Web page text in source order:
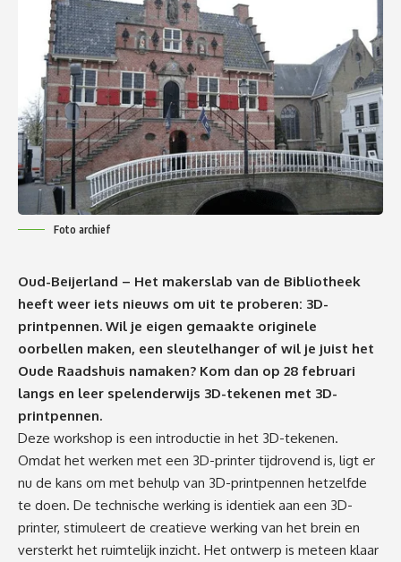
Foto archief
Oud-Beijerland – Het makerslab van de Bibliotheek
heeft weer iets nieuws om uit te proberen: 3D-
printpennen. Wil je eigen gemaakte originele
oorbellen maken, een sleutelhanger of wil je juist het
Oude Raadshuis namaken? Kom dan op 28 februari
langs en leer spelenderwijs 3D-tekenen met 3D-
printpennen.
Deze workshop is een introductie in het 3D-tekenen.
Omdat het werken met een 3D-printer tijdrovend is, ligt er
nu de kans om met behulp van 3D-printpennen hetzelfde
te doen. De technische werking is identiek aan een 3D-
printer, stimuleert de creatieve werking van het brein en
versterkt het ruimtelijk inzicht. Het ontwerp is meteen klaar